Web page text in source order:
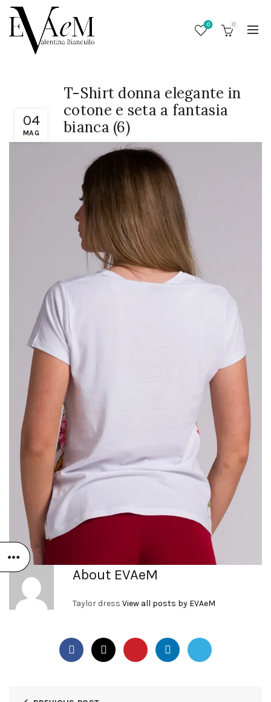
0 0
04
MAG
T-Shirt donna elegante in
cotone e seta a fantasia
bianca (6)
About EVAeM
Taylor dress View all posts by EVAeM